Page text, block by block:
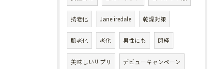
抗老化 Jane iredale 乾燥対策
肌老化 老化 男性にも 閉経
美味しいサプリ デビューキャンペーン